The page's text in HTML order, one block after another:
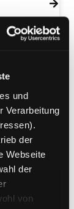
und
Verarbeitung
der
Webseite
der
von
die
Kohl,